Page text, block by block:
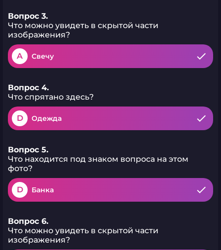
Вопрос 3.
Что можно увидеть в скрытой части
изображения?
A Свечу
Вопрос 4.
Что спрятано здесь?
D Одежда
Вопрос 5.
Что находится под знаком вопроса на этом
фото?
D Банка
Вопрос 6.
Что можно увидеть в скрытой части
изображения?